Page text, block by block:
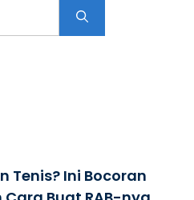
Tenis? Ini Bocoran